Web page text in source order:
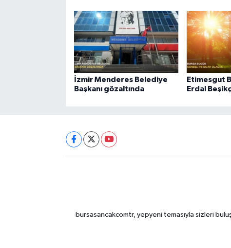
İzmir Menderes Belediye
Başkanı gözaltında
Etimesgut
Erdal
bursasancakcomtr, yepyeni temasıyla sizleri